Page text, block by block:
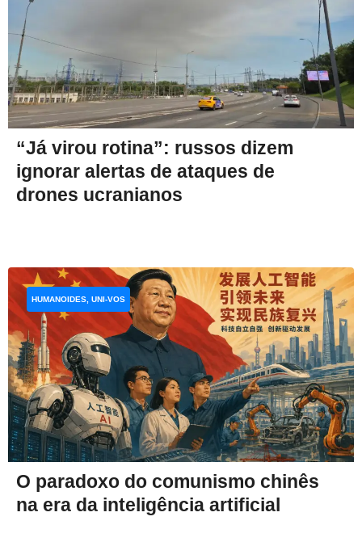
“Já virou rotina”: russos dizem
ignorar alertas de ataques de
drones ucranianos
O paradoxo do comunismo chinês
na era da inteligência artificial
HUMANOIDES, UNI-VOS